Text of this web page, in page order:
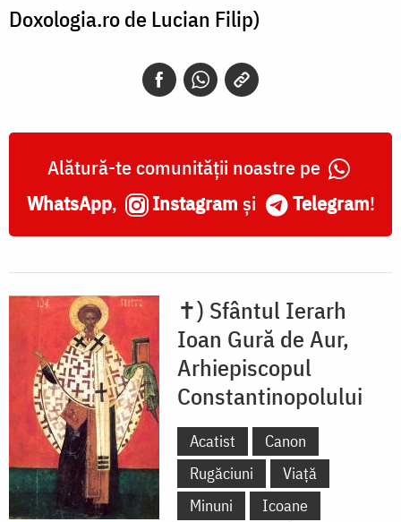
Doxologia.ro de Lucian Filip)
Alătură-te comunității noastre pe
WhatsApp, Instagram și Telegram!
✝) Sfântul Ierarh
Ioan Gură de Aur,
Arhiepiscopul
Constantinopolului
Acatist
Canon
Rugăciuni
Viață
Minuni
Icoane